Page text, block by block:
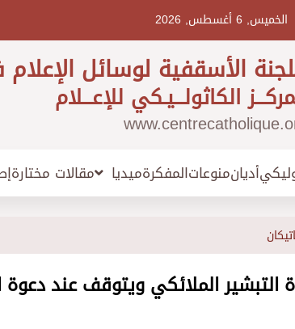
الخميس, 6 أغسطس, 2026
الأسقفية لوسائل
الكاثولـــيـكي للإعـــلام
أديانمنوعاتالمفكرةميديا مقالات مختارة
التبشير الملائكي ويتوقف عند دعوة